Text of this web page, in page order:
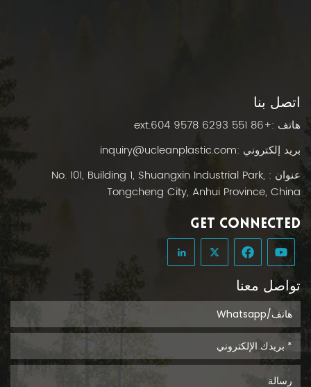
اتصل بنا
هاتف :+86 551 6293 9578 ext.604
بريد إلكتروني :inquiry@ucleanplastic.com
عنوان : No. 101, Building 1, Shuangxin Industrial Park,
Tongcheng City, Anhui Province, China
GET CONNECTED
تواصل معنا